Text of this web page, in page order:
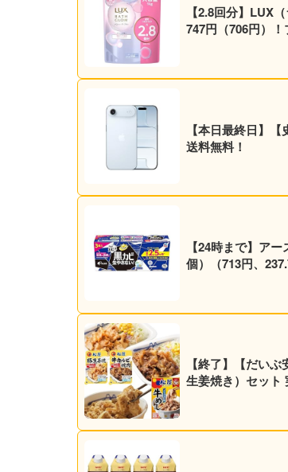
【2.8回分】LUX
747円（706円）
【本日最終日】
送料無料！
【24時まで】アース製薬 らくハピ
個）（713円、
【終了】【だい
生姜焼き）セット